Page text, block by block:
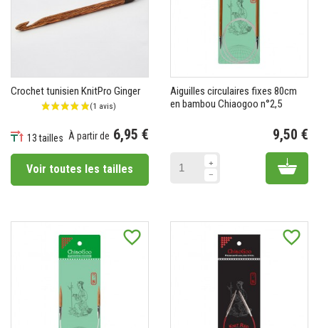
Crochet tunisien KnitPro Ginger
13 tailles À partir de 6,95 €
Voir toutes les tailles
Aiguilles circulaires fixes 80cm
en bambou Chiaogoo n°2,5
9,50 €
Add
favorite_border favorite_border